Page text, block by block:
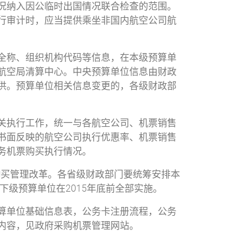
入因公临时出国情况联合检查的范围。
审计时，应当提供乘坐非国内航空公司航
、组织机构代码等信息，在本级预算单
空局清算中心。中央预算单位信息由财政
。预算单位相关信息变更的，各级财政部
行工作，统一与各航空公司、机票销售
面反映的航空公司执行优惠率、机票销售
票购买执行情况。
理改革。各省级财政部门要统筹安排本
预算单位在2015年底前全部实施。
位基础信息表，公务卡注册流程，公务
，见政府采购机票管理网站。